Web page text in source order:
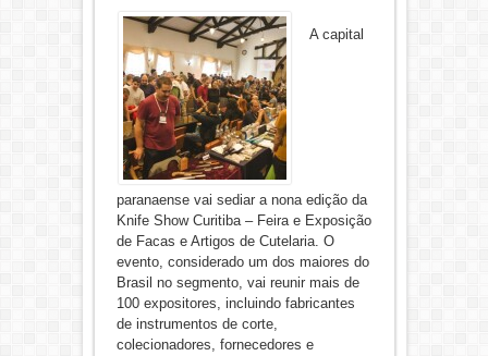
A capital
paranaense vai sediar a nona edição da
Knife Show Curitiba – Feira e Exposição
de Facas e Artigos de Cutelaria. O
evento, considerado um dos maiores do
Brasil no segmento, vai reunir mais de
100 expositores, incluindo fabricantes
de instrumentos de corte,
colecionadores, fornecedores e